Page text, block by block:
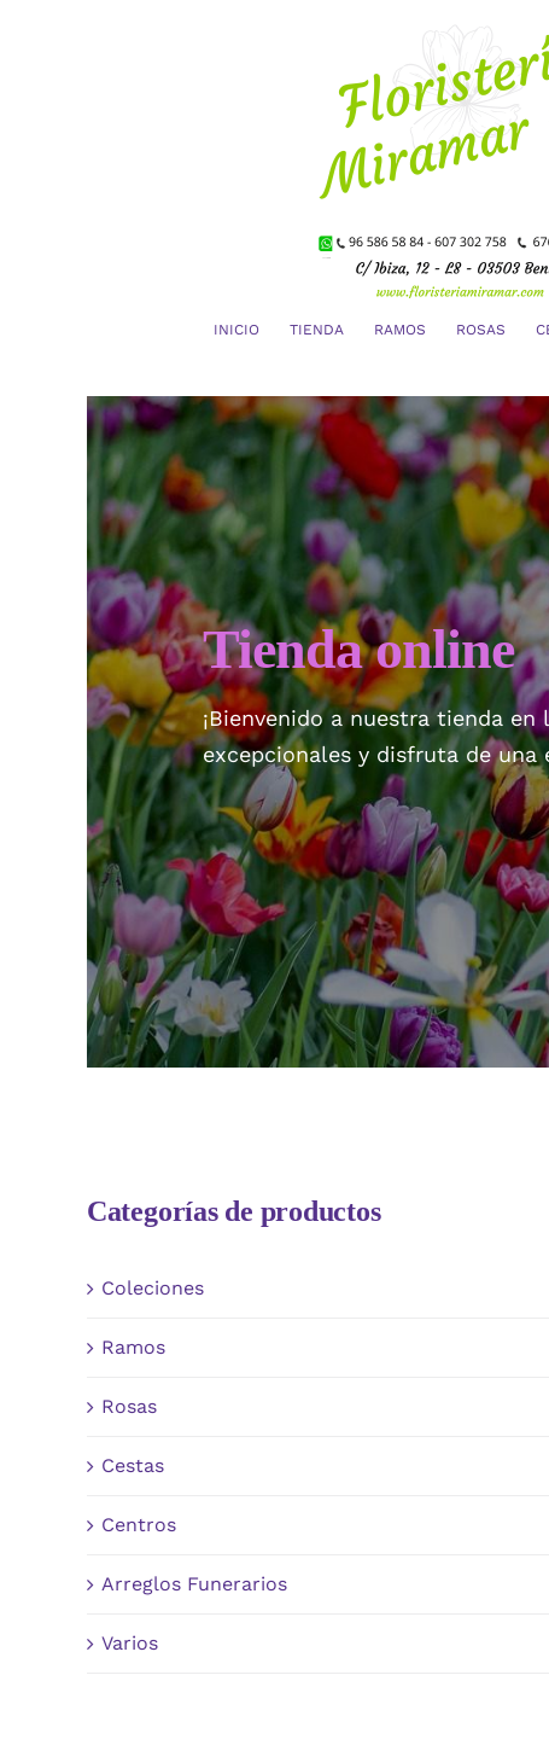
INICIO TIENDA RAMOS ROSAS
Tienda online
¡Bienvenido a nuestra tienda
excepcionales y disfruta de
Categorías de productos
Coleciones
Ramos
Rosas
Cestas
Centros
Arreglos Funerarios
Varios